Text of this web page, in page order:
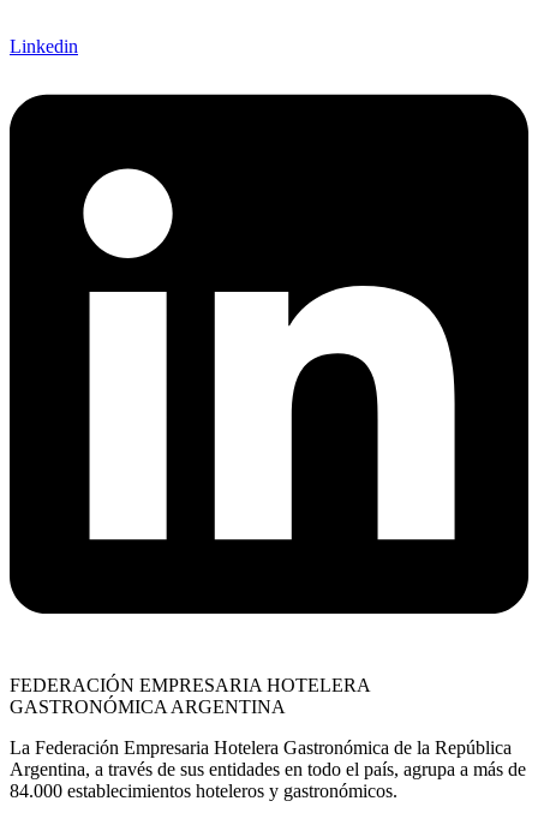
Linkedin
FEDERACIÓN EMPRESARIA HOTELERA
GASTRONÓMICA ARGENTINA
La Federación Empresaria Hotelera Gastronómica de la República
Argentina, a través de sus entidades en todo el país, agrupa a más de
84.000 establecimientos hoteleros y gastronómicos.